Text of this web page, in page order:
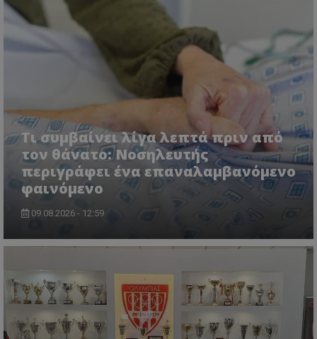
Τι συμβαίνει λίγα λεπτά πριν από
τον θάνατο: Νοσηλευτής
περιγράφει ένα επαναλαμβανόμενο
φαινόμενο
09.08.2026 - 12:59